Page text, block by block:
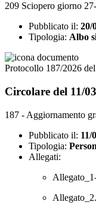
209 Sciopero giorno
Pubblicato il: 20/
Tipologia: Albo
Protocollo 187/2026
Circolare del 11/
187 - Aggiornamento
Pubblicato il: 11/
Tipologia:
Allegati: